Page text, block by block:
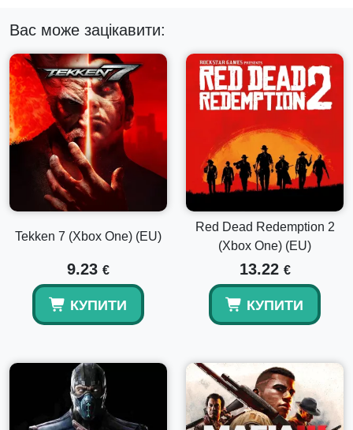
Вас може зацікавити:
Tekken 7 (Xbox One) (EU)
9.23 €
КУПИТИ
Red Dead Redemption 2
(Xbox One) (EU)
13.22 €
КУПИТИ